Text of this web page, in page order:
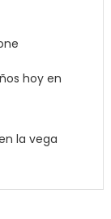
hoy en
la vega